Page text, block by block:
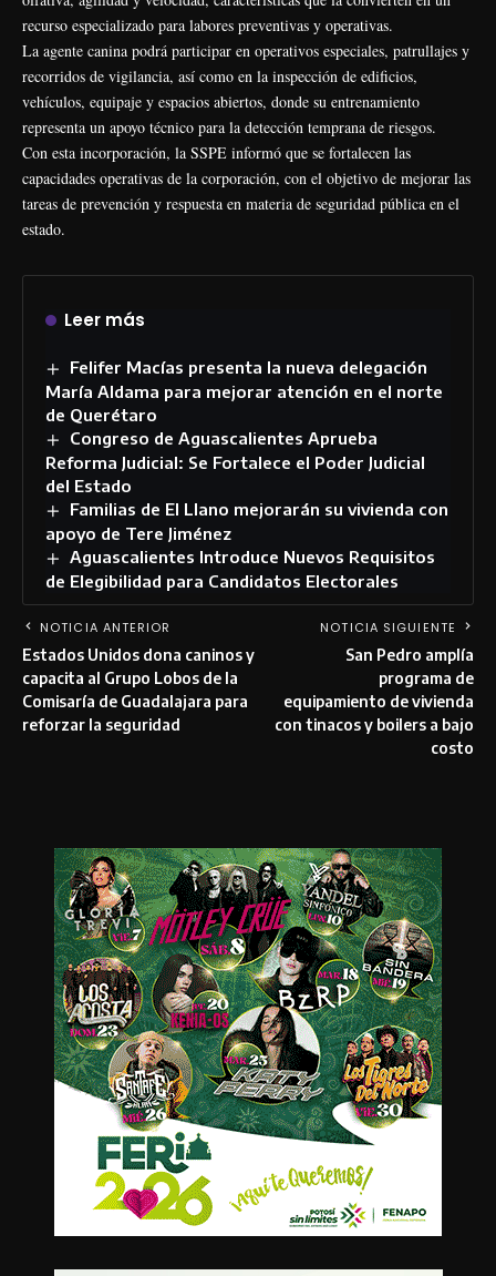
recurso especializado para labores preventivas y operativas.
La agente canina podrá participar en operativos especiales, patrullajes y
recorridos de vigilancia, así como en la inspección de edificios,
vehículos, equipaje y espacios abiertos, donde su entrenamiento
representa un apoyo técnico para la detección temprana de riesgos.
Con esta incorporación, la SSPE informó que se fortalecen las
capacidades operativas de la corporación, con el objetivo de mejorar las
tareas de prevención y respuesta en materia de seguridad pública en el
estado.
Leer más
Felifer Macías presenta la nueva delegación
María Aldama para mejorar atención en el norte
de Querétaro
Congreso de Aguascalientes Aprueba
Reforma Judicial: Se Fortalece el Poder Judicial
del Estado
Familias de El Llano mejorarán su vivienda con
apoyo de Tere Jiménez
Aguascalientes Introduce Nuevos Requisitos
de Elegibilidad para Candidatos Electorales
NOTICIA ANTERIOR
Estados Unidos dona caninos y
capacita al Grupo Lobos de la
Comisaría de Guadalajara para
reforzar la seguridad
NOTICIA SIGUIENTE
San Pedro amplía
programa de
equipamiento de vivienda
con tinacos y boilers a bajo
costo